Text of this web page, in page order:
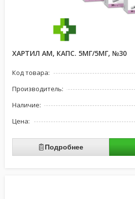
ХАРТИЛ АМ, КАПС. 5МГ/5МГ, №30
Код товара:
Производитель:
Наличие:
Цена:
Подробнее